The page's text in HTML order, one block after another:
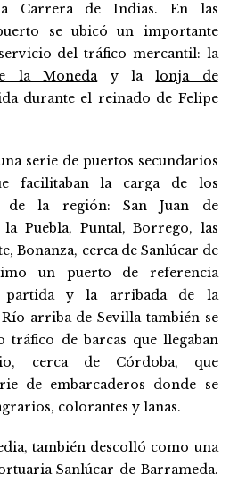
Carrera de Indias. En las
se ubicó un importante
del tráfico mercantil: la
la Moneday lalonja de
durante el reinado de Felipe
serie de puertos secundarios
facilitaban la carga de los
de la región: San Juan de
Puebla, Puntal, Borrego, las
Bonanza, cerca de Sanlúcar de
un puerto de referencia
partida y la arribada de la
arriba de Sevilla también se
tráfico de barcas que llegaban
cerca de Córdoba, que
de embarcaderos donde se
colorantes y lanas.
también descolló como una
Sanlúcar de Barrameda.